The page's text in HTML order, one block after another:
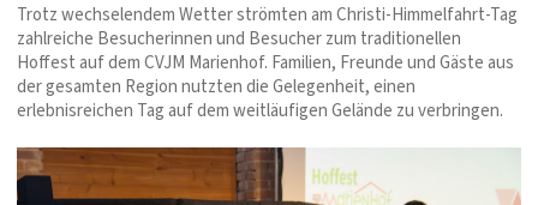
Trotz wechselendem Wetter strömten am Christi-Himmelfahrt-Tag
zahlreiche Besucherinnen und Besucher zum traditionellen
Hoffest auf dem CVJM Marienhof. Familien, Freunde und Gäste aus
der gesamten Region nutzten die Gelegenheit, einen
erlebnisreichen Tag auf dem weitläufigen Gelände zu verbringen.